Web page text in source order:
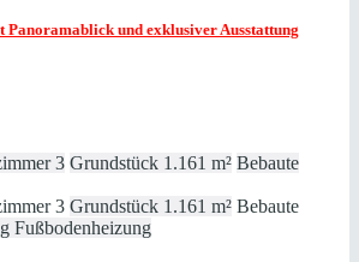
Panoramablick und exklusiver Ausstattung
3 Grundstück 1.161 m² Bebaute
3 Grundstück 1.161 m² Bebaute
Fußbodenheizung